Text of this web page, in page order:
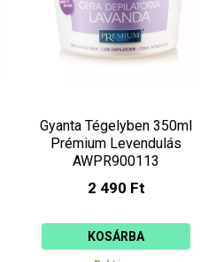
Gyanta Tégelyben 350ml
Prémium Levendulás
AWPR900113
2 490 Ft
KOSÁRBA